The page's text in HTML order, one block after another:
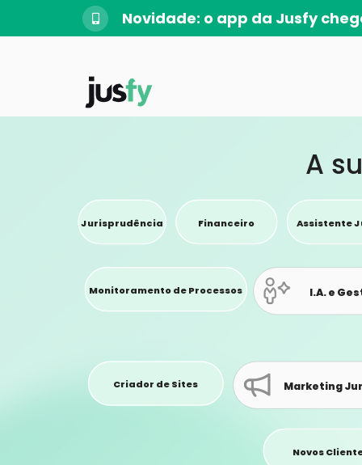
Novidade: o app da Jusfy
A
I.A. e
Assistente
Monitoramento de Processos
Financeiro
Jurisprudência
Marketing
Criador de Sites
Novos